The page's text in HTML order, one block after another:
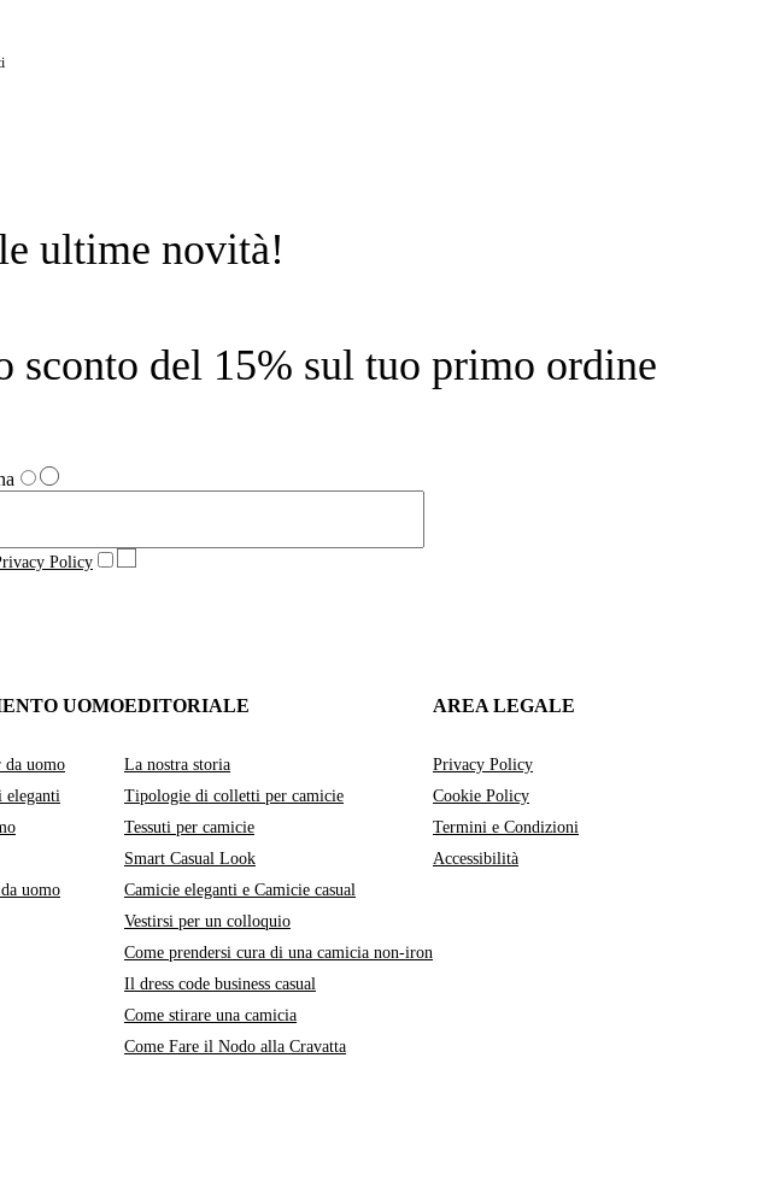
ultime novità!
del 15% sul tuo primo ordine
Policy
UOMO
da uomo
eleganti
uomo
EDITORIALE
La nostra storia
Tipologie di colletti per camicie
Tessuti per camicie
Smart Casual Look
Camicie eleganti e Camicie casual
Vestirsi per un colloquio
Come prendersi cura di una camicia non-iron
Il dress code business casual
Come stirare una camicia
Come Fare il Nodo alla Cravatta
AREA LEGALE
Privacy Policy
Cookie Policy
Termini e Condizioni
Accessibilità